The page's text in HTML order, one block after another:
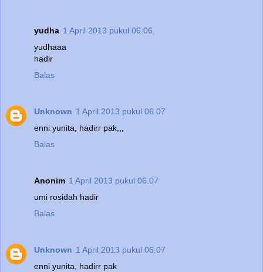
yudha 1 April 2013 pukul 06.06
yudhaaa
hadir
Balas
Unknown 1 April 2013 pukul 06.07
enni yunita, hadirr pak,,,
Balas
Anonim 1 April 2013 pukul 06.07
umi rosidah hadir
Balas
Unknown 1 April 2013 pukul 06.07
enni yunita, hadirr pak